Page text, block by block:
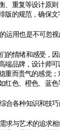
、重复等设计原
版的规范，确保文
运用也是不可忽视
的情绪和感受，
端品牌，设计师
重而贵气的感觉
红色、橙色、蓝色
合各种知识和技巧
求与艺术的追求